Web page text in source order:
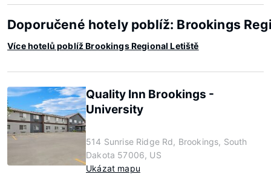
Doporučené hotely poblíž: Brookings
Více hotelů poblíž Brookings Regional Letiště
Quality Inn Brookings -
University
514 Sunrise Ridge Rd, Brookings, South
Dakota 57006, US
Ukázat mapu